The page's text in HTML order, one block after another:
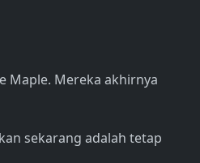
Maple. Mereka akhirnya
sekarang adalah tetap